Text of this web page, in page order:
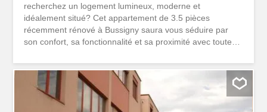
recherchez un logement lumineux, moderne et
idéalement situé? Cet appartement de 3.5 pièces
récemment rénové à Bussigny saura vous séduire par
son confort, sa fonctionnalité et sa proximité avec toutes
moderne entièrement équipée - Séjour spacieux et
lumineux - Deux chambres confortables - Salle de bain
rénovée - Balcon - Cave - Buanderie commune Possibilité
de louer une place de parc dans le garage souterrain au